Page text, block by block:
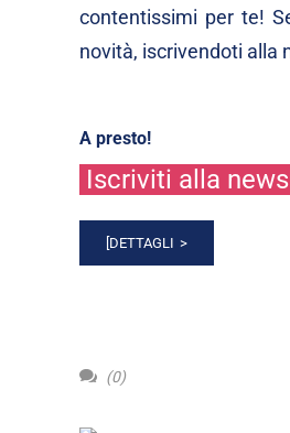
contentissimi per te!
novità, iscrivendoti alla
A presto!
Iscriviti alla
[DETTAGLI
(0)